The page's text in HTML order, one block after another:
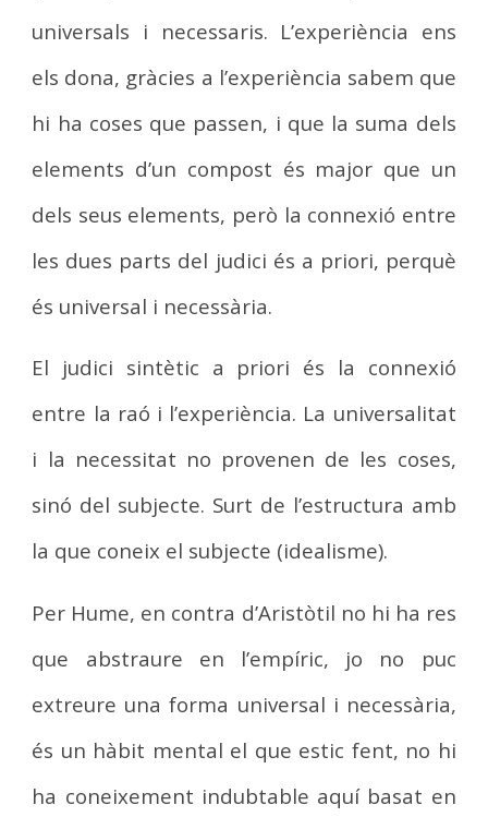
universals i necessaris. L’experiència ens
els dona, gràcies a l’experiència sabem que
hi ha coses que passen, i que la suma dels
elements d’un compost és major que un
dels seus elements, però la connexió entre
les dues parts del judici és a priori, perquè
és universal i necessària.
El judici sintètic a priori és la connexió
entre la raó i l’experiència. La universalitat
i la necessitat no provenen de les coses,
sinó del subjecte. Surt de l’estructura amb
la que coneix el subjecte (idealisme).
Per Hume, en contra d’Aristòtil no hi ha res
que abstraure en l’empíric, jo no puc
extreure una forma universal i necessària,
és un hàbit mental el que estic fent, no hi
ha coneixement indubtable aquí basat en